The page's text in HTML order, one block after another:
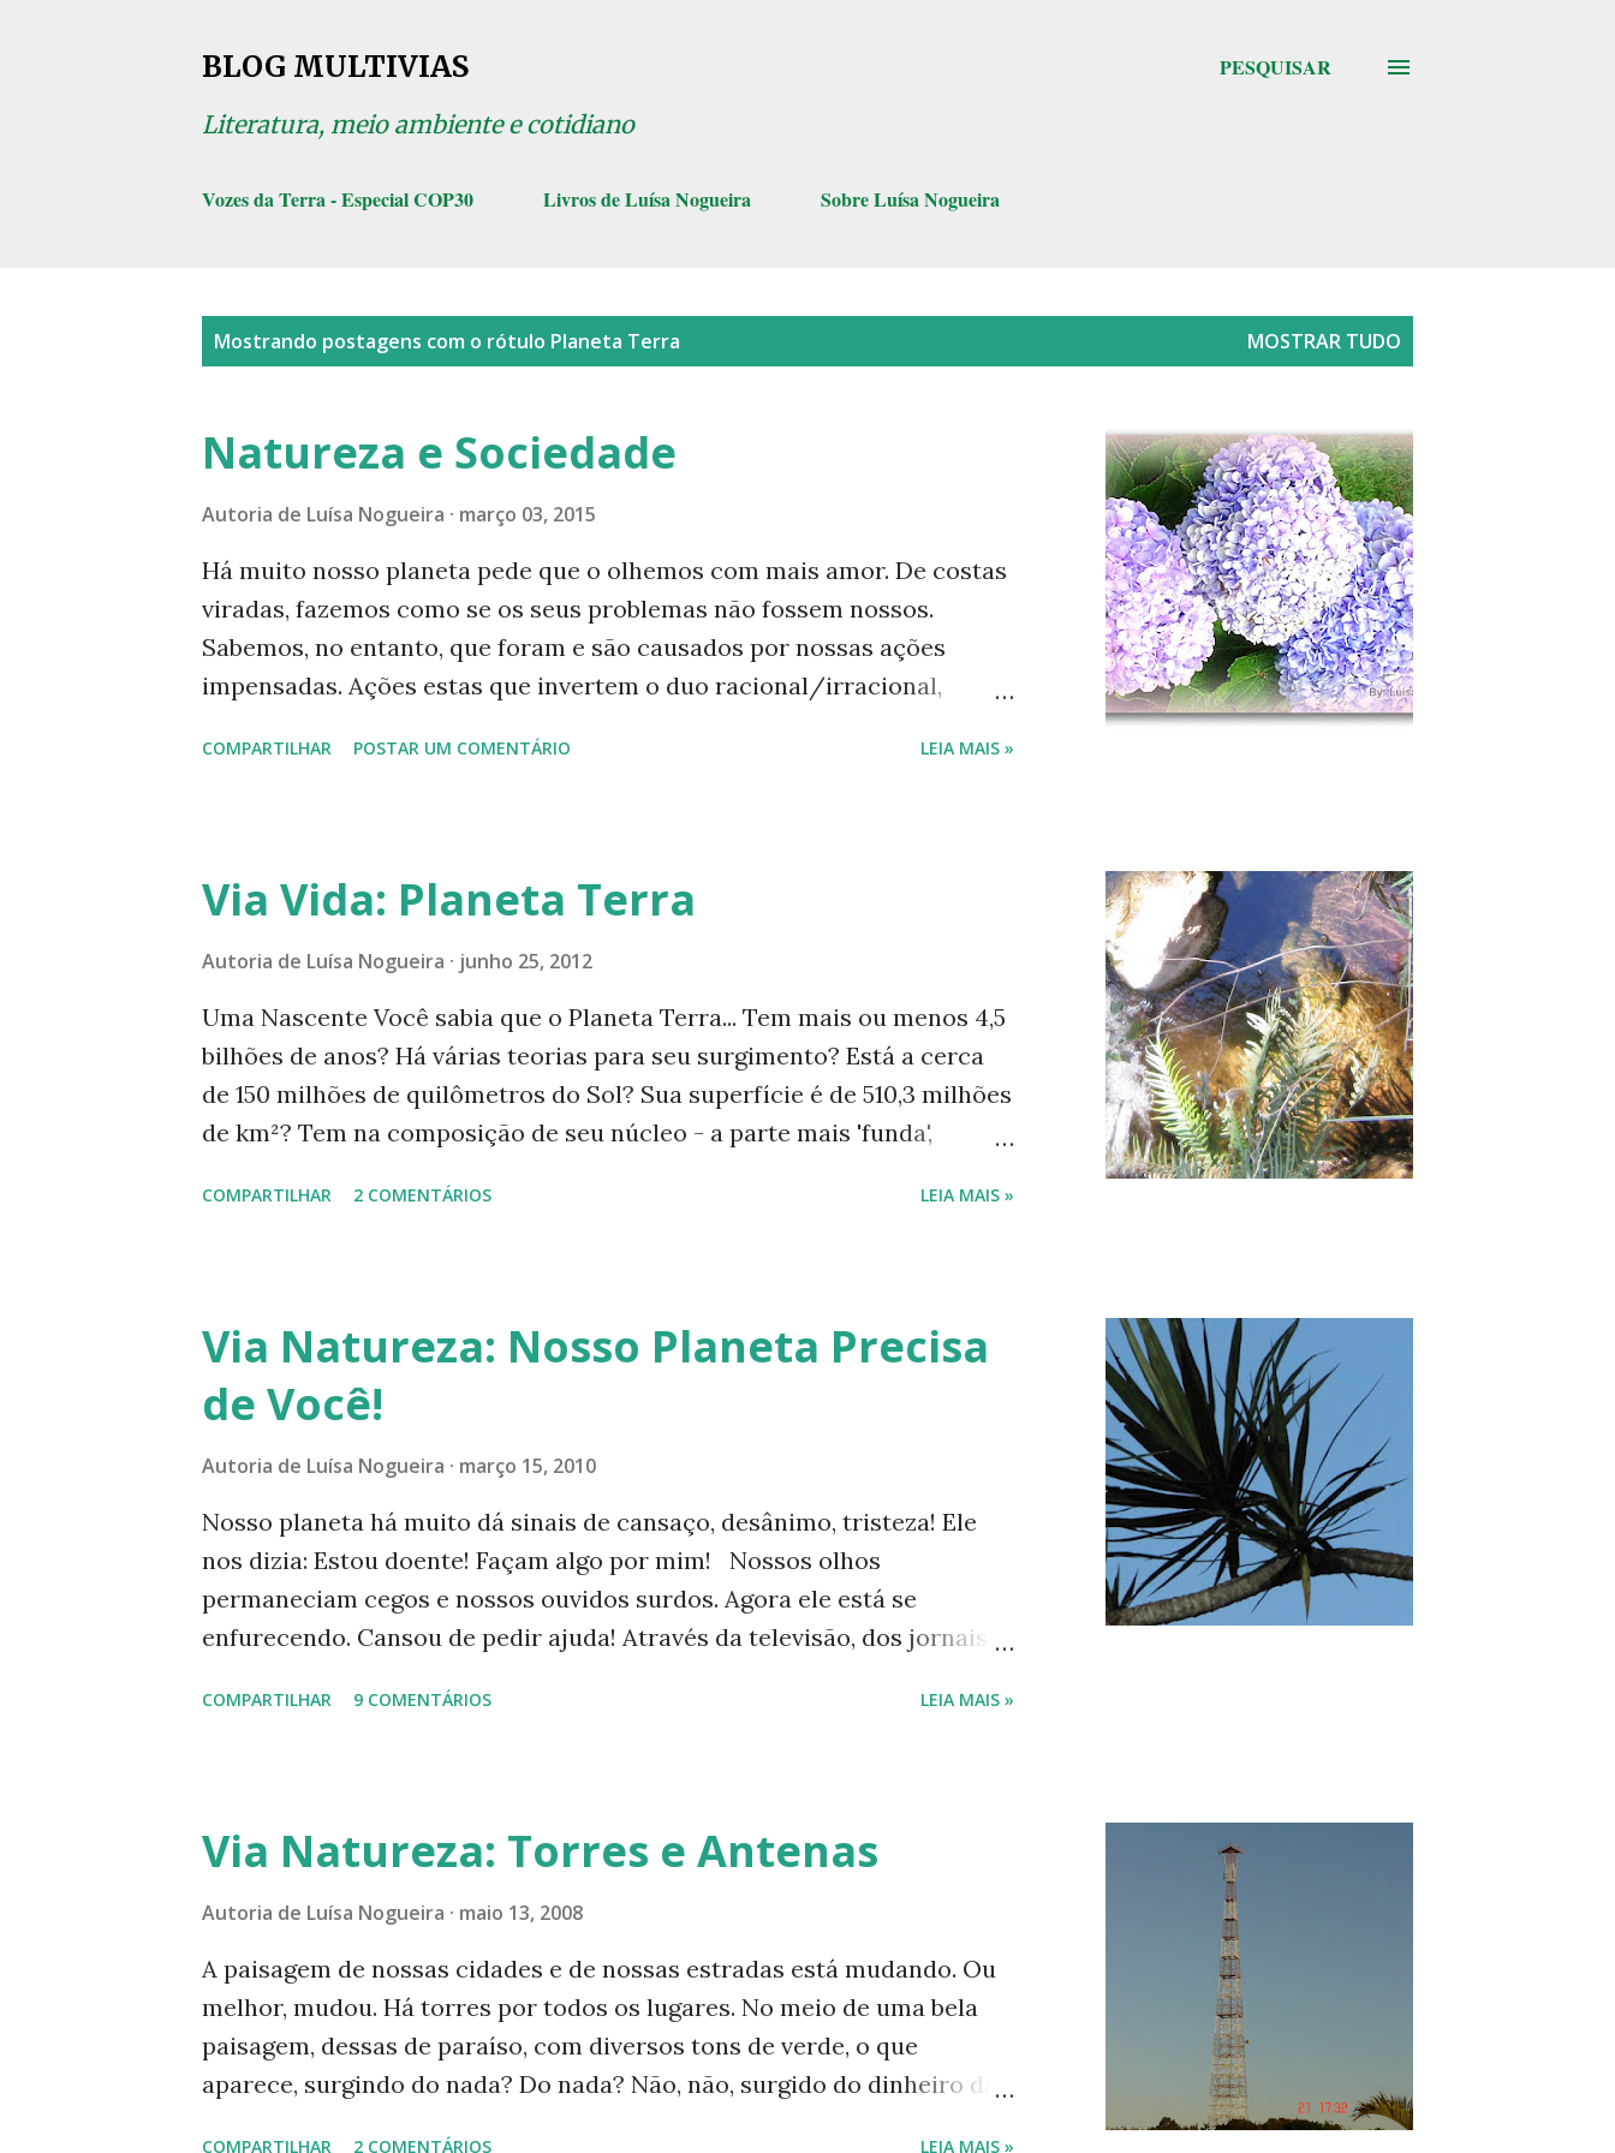
BLOG MULTIVIAS
Literatura, meio ambiente e cotidiano
PESQUISAR
Vozes da Terra - Especial COP30 Livros de Luísa Nogueira Sobre Luísa Nogueira
Mostrando postagens com o rótulo Planeta Terra MOSTRAR TUDO
Natureza e Sociedade
Autoria de Luísa Nogueira março 03, 2015
Há muito nosso planeta pede que o olhemos com mais amor. De costas
viradas, fazemos como se os seus problemas não fossem nossos.
Sabemos, no entanto, que foram e são causados por nossas ações
impensadas. Ações estas que invertem o duo racional/irracional,
ganância, destruindo a biodiversidade? A poluição dos oceanos,
internacionais; alertas de cientistas e ambientalistas são dados. Os
chefes de estado, porém, pouco ou nada fazem. Podemos compreendê-
los, não desculpá-los. Reagem de acordo com os interesses de fortes
O leque é bem mais abrangente, desde transportes coletivos,
assistência sanitária-médica-educacional e todos os outros
compromissos dos governos para com os cidadãos de seus países. Sete
bilhões de pessoas que...
COMPARTILHAR POSTAR UM COMENTÁRIO LEIA MAIS »
Via Vida: Planeta Terra
Autoria de Luísa Nogueira junho 25, 2012
Uma Nascente Você sabia que o Planeta Terra... Tem mais ou menos 4,5
bilhões de anos? Há várias teorias para seu surgimento? Está a cerca
de 150 milhões de quilômetros do Sol? Sua superfície é de 510,3 milhões
de km²? Tem na composição de seu núcleo - a parte mais 'funda',
núcleo líquido é a mesma do núcleo sólido, mas em estado líquido? É
salgada? E também que...
COMPARTILHAR 2 COMENTÁRIOS LEIA MAIS »
Via Natureza: Nosso Planeta Precisa
de Você!
Autoria de Luísa Nogueira março 15, 2010
Nosso planeta há muito dá sinais de cansaço, desânimo, tristeza! Ele
nos dizia: Estou doente! Façam algo por mim! Nossos olhos
permaneciam cegos e nossos ouvidos surdos. Agora ele está se
enfurecendo. Cansou de pedir ajuda! Através da televisão, dos jornais e
tragédias quase simultâneas. No Brasil e em vários outros países a
parar sua fúria antes que ele se destrua? Ouvimos muito falar em 'fazer
nossa parte', não é? Mas, o que estamos mesmo fazendo de
concreto? Lendo, nos informando... Só isso basta? A fúria que estamos
virão? Depois que tudo estiver perdido? Somos todos responsáveis
pela saúde de nosso planeta. Vamos nos unir e nos dar as mãos para
tentar amenizar sua dor? Que tal fa...
COMPARTILHAR 9 COMENTÁRIOS LEIA MAIS »
Via Natureza: Torres e Antenas
Autoria de Luísa Nogueira maio 13, 2008
A paisagem de nossas cidades e de nossas estradas está mudando. Ou
melhor, mudou. Há torres por todos os lugares. No meio de uma bela
paisagem, dessas de paraíso, com diversos tons de verde, o que
aparece, surgindo do nada? Do nada? Não, não, surgido do dinheiro das
COMPARTILHAR 2 COMENTÁRIOS LEIA MAIS »